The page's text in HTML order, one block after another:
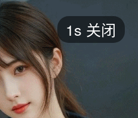
剧
分
宠 逆袭 玄幻
2024 2023 2022
1s 关闭